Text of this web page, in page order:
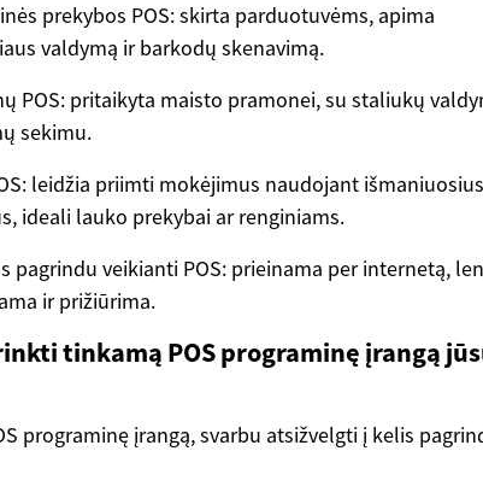
prekybos POS: skirta parduotuvėms, apima
valdymą ir barkodų skenavimą.
POS: pritaikyta maisto pramonei, su staliukų
sekimu.
leidžia priimti mokėjimus naudojant išmaniuosius
ideali lauko prekybai ar renginiams.
pagrindu veikianti POS: prieinama per internetą,
ir prižiūrima.
tinkamą POS programinę įrangą
programinę įrangą, svarbu atsižvelgti į kelis